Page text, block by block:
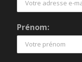
Prénom: